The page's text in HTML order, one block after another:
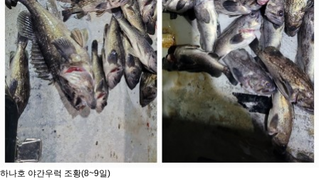
하나호 야간우럭 조황(8~9일)